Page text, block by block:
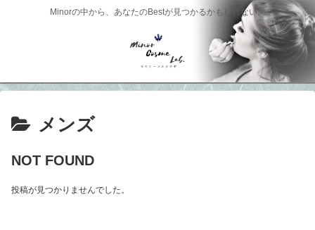
Minorの中から、あなたのBestが見つかるかもしれない。
メンズ
NOT FOUND
投稿が見つかりませんでした。